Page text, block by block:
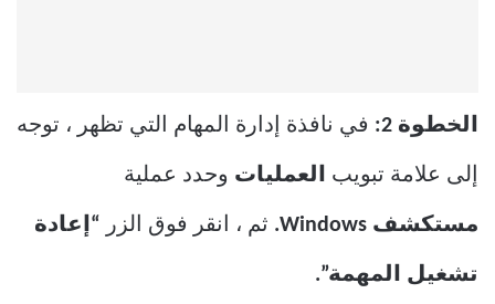
الخطوة 2: في نافذة إدارة المهام التي تظهر ، توجه
إلى علامة تبويب العمليات وحدد عملية
مستكشف Windows. ثم ، انقر فوق الزر “إعادة
تشغيل المهمة”.